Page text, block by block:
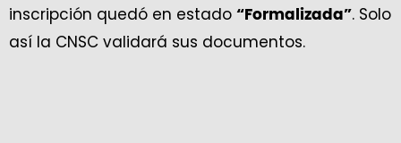
inscripción quedó en estado “Formalizada”. Solo
así la CNSC validará sus documentos.